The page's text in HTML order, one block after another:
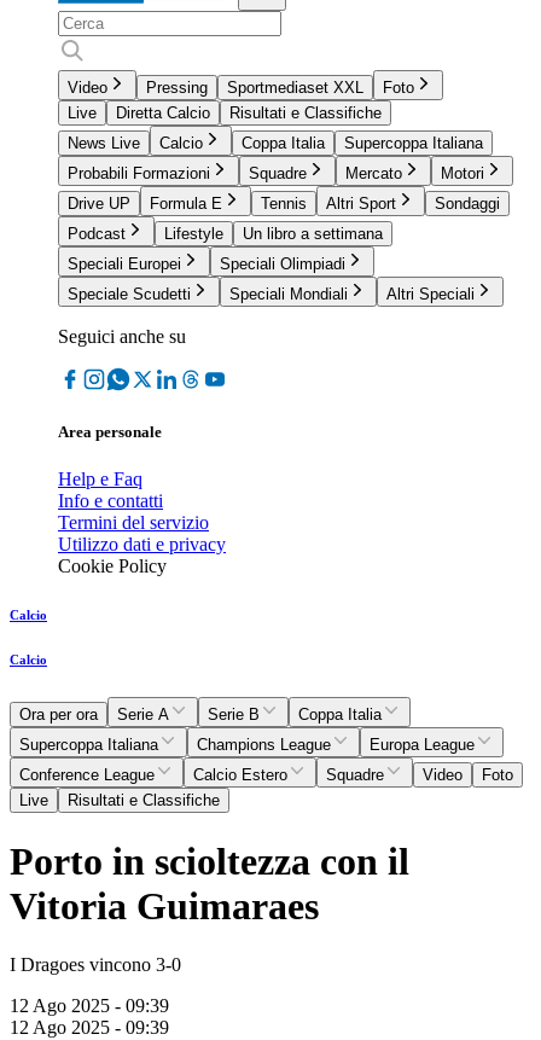
Video Pressing Sportmediaset XXL
Foto
Live
Diretta Calcio
Risultati e Classifiche
News Live
Calcio Coppa Italia
Supercoppa Italiana
Probabili Formazioni
Squadre Mercato
Motori
Drive UP
Formula E Tennis Altri Sport
Sondaggi
Podcast
Lifestyle
Un libro a settimana
Speciali Europei
Speciali Olimpiadi
Speciale Scudetti
Speciali Mondiali Altri Speciali
Seguici anche su
Area personale
Help e Faq
Info e contatti
Termini del servizio
Utilizzo dati e privacy
Cookie Policy
Calcio
Calcio
Ora per ora Serie A Serie B
Coppa Italia
Supercoppa Italiana
Champions League
Europa League
Conference League
Calcio Estero Squadre Video
Foto
Live
Risultati e Classifiche
Porto in scioltezza con il
Vitoria Guimaraes
I Dragoes vincono 3-0
12 Ago 2025 - 09:39
12 Ago 2025 - 09:39